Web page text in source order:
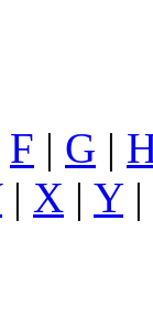
F | G |
| X | Y|